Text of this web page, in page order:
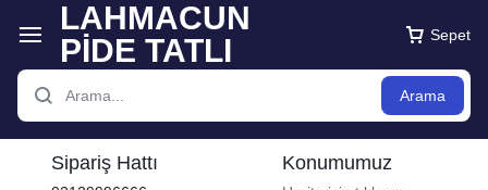
Sepet
Arama
Sipariş Hattı Konumumuz